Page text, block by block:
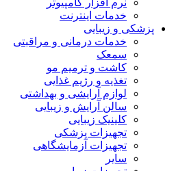
نرم افزار کامپیوتر
خدمات اینترنت
پزشکی و زیبایی
خدمات درمانی و مراقبتی
سمعک
کاشت و ترمیم مو
تغذیه و رژیم غذایی
لوازم آرایشی و بهداشتی
سالن آرایش و زیبایی
کلینیک زیبایی
تجهیزات پزشکی
تجهیزات آزمایشگاهی
سایر